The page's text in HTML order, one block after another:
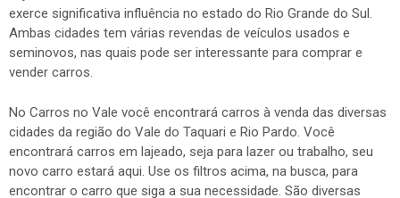
exerce significativa influência no estado do Rio Grande do Sul.
Ambas cidades tem várias revendas de veículos usados e
seminovos, nas quais pode ser interessante para comprar e
vender carros.
No Carros no Vale você encontrará carros à venda das diversas
cidades da região do Vale do Taquari e Rio Pardo. Você
encontrará carros em lajeado, seja para lazer ou trabalho, seu
novo carro estará aqui. Use os filtros acima, na busca, para
encontrar o carro que siga a sua necessidade. São diversas